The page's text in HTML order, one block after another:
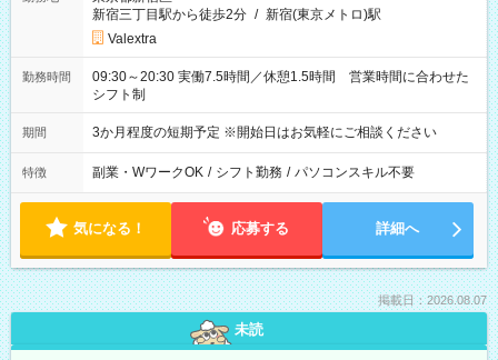
新宿三丁目駅から徒歩2分 / 新宿(東京メトロ)駅
Valextra
勤務時間
09:30～20:30 実働7.5時間／休憩1.5時間 営業時間に合わせた
シフト制
期間 3か月程度の短期予定 ※開始日はお気軽にご相談ください
特徴 副業・WワークOK / シフト勤務 / パソコンスキル不要
気になる！ 応募する 詳細へ
掲載日：2026.08.07
未読